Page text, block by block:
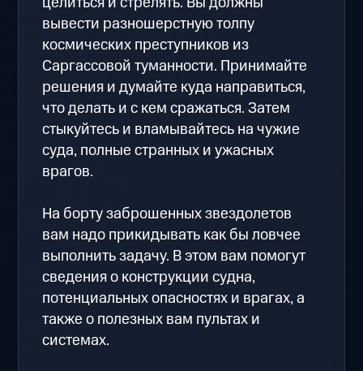
вывести разношерстную толпу
космических преступников из
Саргассовой туманности. Принимайте
решения и думайте куда направиться,
что делать и с кем сражаться. Затем
стыкуйтесь и вламывайтесь на чужие
суда, полные странных и ужасных
врагов.
На борту заброшенных звездолетов
вам надо прикидывать как бы ловчее
выполнить задачу. В этом вам помогут
сведения о конструкции судна,
потенциальных опасностях и врагах, а
также о полезных вам пультах и
системах.